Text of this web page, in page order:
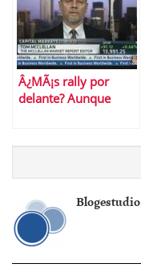
Â¿MÃ¡s rally por
delante? Aunque
Blogestudio